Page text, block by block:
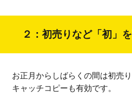
２：初売りなど「初」
お正月からしばらくの間は初売
キャッチコピーも有効です。